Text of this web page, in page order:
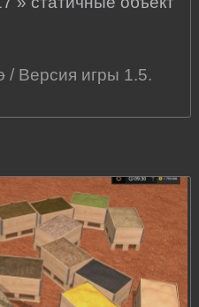
/ Версия игры 1.5.